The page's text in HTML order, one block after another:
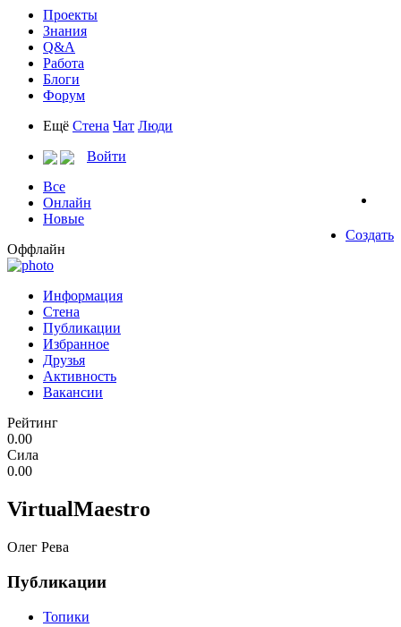
Проекты
Знания
Q&A
Работа
Блоги
Форум
Ещё Стена Чат Люди
Войти
Все
Онлайн
Новые
Создать
Оффлайн
Информация
Стена
Публикации
Избранное
Друзья
Активность
Вакансии
Рейтинг
0.00
Сила
0.00
VirtualMaestro
Олег Рева
Публикации
Топики